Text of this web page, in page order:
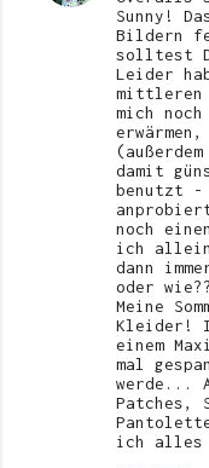
Sunny!
Bildern
solltest
Leider
mittleren
mich
damit
benutzt
noch
ich
dann
oder
Meine
Kleider!
einem
mal
werde...
Patches,
ich alles